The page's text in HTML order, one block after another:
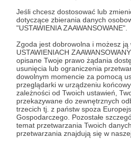
Jeśli chcesz dostosować lub
dotyczące zbierania danych
"USTAWIENIA ZAAWANSOWANE".
Zgoda jest dobrowolna i możesz ją
USTAWIENIACH
opisane Twoje prawo żądania
usunięcia lub ograniczenia
dowolnym momencie za pomocą
przeglądarki w urządzeniu
zależności od Twoich ustawień,
przekazywane do zewnętrznych
trzecich tj. z państw spoza
Gospodarczego. Pozostałe
temat przetwarzania Twoich
przetwarzania znajdują się w
Dołącz do
Wesprzyj działalność Autora
teraz!
Zostań